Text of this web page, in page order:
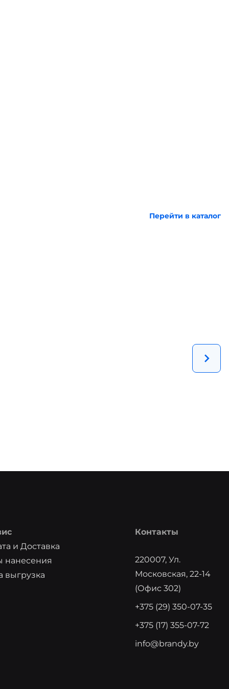
Перейти в каталог
и Доставка
нанесения
выгрузка
Контакты
220007, Ул.
Московская, 22-14
(офис 302)
+375 (29) 350-07-35
+375 (17) 355-07-72
info@brandy.by